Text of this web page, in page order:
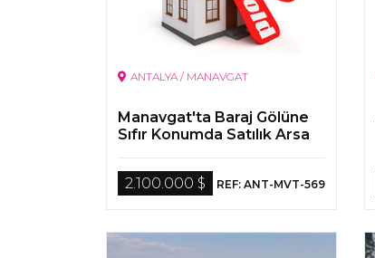
ANTALYA / MANAVGAT
Manavgat'ta Baraj Gölüne
Sıfır Konumda Satılık Arsa
2.100.000 $ REF: ANT-MVT-569